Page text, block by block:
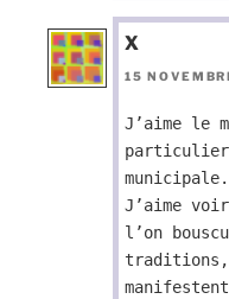
X
15
J’aime le
particulier
municipale.
J’aime
l’on
traditions,